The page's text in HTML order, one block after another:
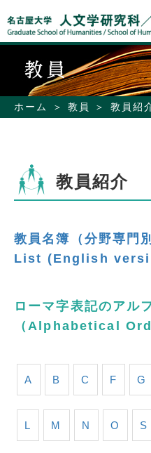
ホーム 教員 教員紹
教員紹介
教員名簿（分野専門
List (English
ローマ字表記のアル
（Alphabetical
A B C F G
L M N O S